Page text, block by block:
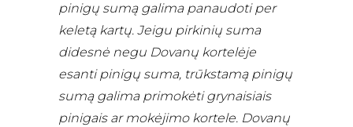
pinigų sumą galima panaudoti per
keletą kartų. Jeigu pirkinių suma
didesnė negu Dovanų kortelėje
esanti pinigų suma, trūkstamą pinigų
sumą galima primokėti grynaisiais
pinigais ar mokėjimo kortele. Dovanų